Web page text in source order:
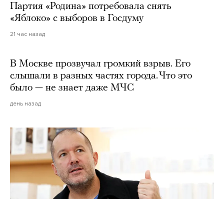
Партия «Родина» потребовала снять
«Яблоко» с выборов в Госдуму
21 час назад
В Москве прозвучал громкий взрыв. Его
слышали в разных частях города. Что это
было — не знает даже МЧС
день назад